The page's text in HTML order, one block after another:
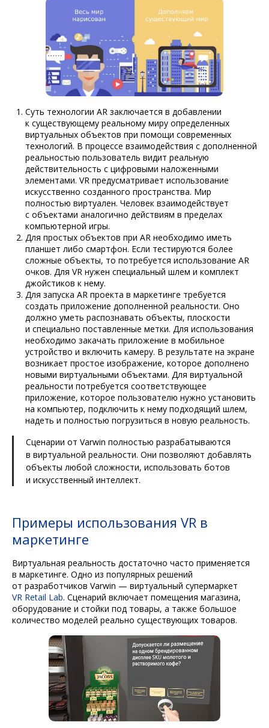
Суть технологии AR заключается в добавлении
к существующему реальному миру определенных
виртуальных объектов при помощи современных
технологий. В процессе взаимодействия с дополненной
реальностью пользователь видит реальную
действительность с цифровыми наложенными
элементами. VR предусматривает использование
искусственно созданного пространства. Мир
полностью виртуален. Человек взаимодействует
с объектами аналогично действиям в пределах
компьютерной игры.
Для простых объектов при AR необходимо иметь
планшет либо смартфон. Если тестируются более
сложные объекты, то потребуется использование AR
очков. Для VR нужен специальный шлем и комплект
джойстиков к нему.
Для запуска AR проекта в маркетинге требуется
создать приложение дополненной реальности. Оно
должно уметь распознавать объекты, плоскости
и специально поставленные метки. Для использования
необходимо закачать приложение в мобильное
устройство и включить камеру. В результате на экране
возникает простое изображение, которое дополнено
новыми виртуальными объектами. Для виртуальной
реальности потребуется соответствующее
приложение, которое пользователю нужно установить
на компьютер, подключить к нему подходящий шлем,
надеть и полностью погрузиться в новую реальность.
Сценарии от Varwin полностью разрабатываются
в виртуальной реальности. Они позволяют добавлять
объекты любой сложности, использовать ботов
и искусственный интеллект.
Примеры использования VR в
маркетинге
Виртуальная реальность достаточно часто применяется
в маркетинге. Одно из популярных решений
от разработчиков Varwin — виртуальный супермаркет
VR Retail Lab. Сценарий включает помещения магазина,
оборудование и стойки под товары, а также большое
количество моделей реально существующих товаров.